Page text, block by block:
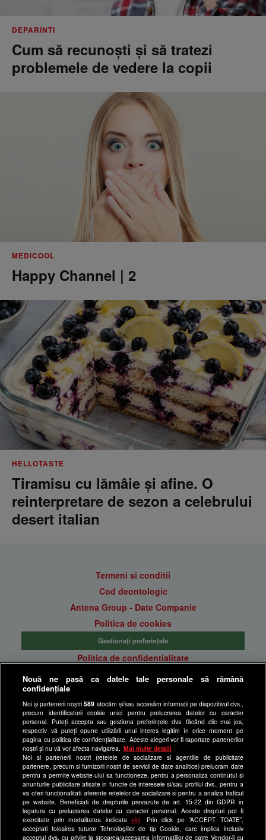
DEPARINTI
Cum să recunoști și să tratezi
problemele de vedere la copii
MEDICOOL
Happy Channel | 2
HELLOTASTE
Tiramisu cu lămâie și afine. O
reinterpretare de sezon a celebrului
desert italian
Termeni si conditii
Cod deontologic
Antena Group - Date Companie
Politica de cookies
Gestionați preferințele
Politica de confidentialitate
Anunturi gratuite pe Lajumate.ro
Program Happy Channel
Echipa editorială
Site-uri Antena Group
a1.ro
antenastars.ro
as.ro
catine.ro
chefi.ro
Nouă ne pasă ca datele tale personale să rămână
confidențiale
Noi și partenerii noștri589 stocăm și/sau accesăm informații pe dispozitivul dvs.,
precum identificatorii cookie unici pentru prelucrarea datelor cu caracter
personal. Puteți accepta sau gestiona preferințele dvs. făcând clic mai jos,
respectiv vă puteți opune utilizării unui interes legitim în orice moment pe
pagina cu politica de confidențialitate. Aceste alegeri vor fi raportate partenerilor
noștri și nu vă vor afecta navigarea.
Mai multe detalii
Noi si partenerii nostri (retelele de socializare si agentiile de publicitate
partenere, precum si furnizorii nostri de servicii de date analitice) prelucram date
pentru a permite website-ului sa functioneze, pentru a personaliza continutul si
anunturile publicitare afisate in functie de interesele si/sau profilul dvs., pentru a
va oferi functionalitati aferente retelelor de socializare si pentru a analiza traficul
pe website. Beneficiati de drepturile prevazute de art. 15-22 din GDPR in
legatura cu prelucrarea datelor cu caracter personal. Aceste drepturi pot fi
exercitate prin modalitatea indicataaici . Prin click pe “ACCEPT TOATE”,
acceptati folosirea tuturor Tehnologiilor de tip Cookie, care implica inclusiv
acceptul dvs. cu privire la stocarea/accesarea informatiilor de catre Vendor-ii cu